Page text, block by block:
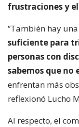
frustraciones y
“También hay
suficiente para
personas con
sabemos que no
enfrentan más
reflexionó Lucho
Al respecto, el